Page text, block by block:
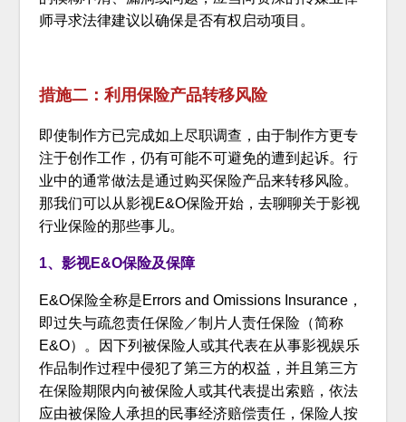
师寻求法律建议以确保是否有权启动项目。
措施二：利用保险产品转移风险
即使制作方已完成如上尽职调查，由于制作方更专
注于创作工作，仍有可能不可避免的遭到起诉。行
业中的通常做法是通过购买保险产品来转移风险。
那我们可以从影视E&O保险开始，去聊聊关于影视
行业保险的那些事儿。
1、影视E&O保险及保障
E&O保险全称是Errors and Omissions Insurance，
即过失与疏忽责任保险／制片人责任保险（简称
E&O）。因下列被保险人或其代表在从事影视娱乐
作品制作过程中侵犯了第三方的权益，并且第三方
在保险期限内向被保险人或其代表提出索赔，依法
应由被保险人承担的民事经济赔偿责任，保险人按